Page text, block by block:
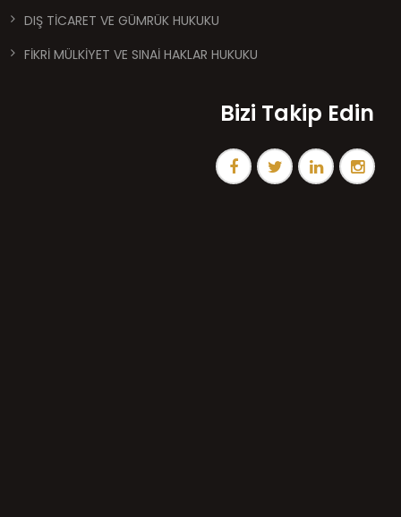
DIŞ TİCARET VE GÜMRÜK HUKUKU
FİKRİ MÜLKİYET VE SINAİ HAKLAR HUKUKU
Bizi Takip Edin